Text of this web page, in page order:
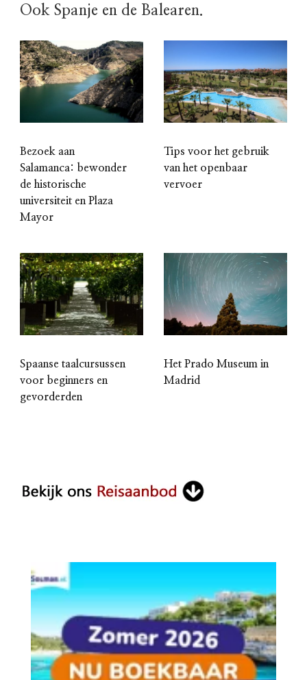
Ook Spanje en de Balearen.
Bezoek aan
Salamanca: bewonder
de historische
universiteit en Plaza
Mayor
Tips voor het gebruik
van het openbaar
vervoer
Spaanse taalcursussen
voor beginners en
gevorderden
Het Prado Museum in
Madrid